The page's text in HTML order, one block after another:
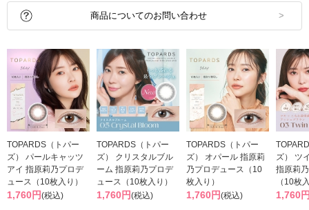
商品についてのお問い合わせ
TOPARDS（トパー
ズ） パールキャッツ
アイ 指原莉乃プロデ
ュース（10枚入り）
1,760円(税込)
TOPARDS（トパー
ズ） クリスタルブル
ーム 指原莉乃プロデ
ュース（10枚入り）
1,760円(税込)
TOPARDS（トパー
ズ） オパール 指原莉
乃プロデュース（10
枚入り）
1,760円(税込)
ズ） ツ
指原莉
（10枚
1,760